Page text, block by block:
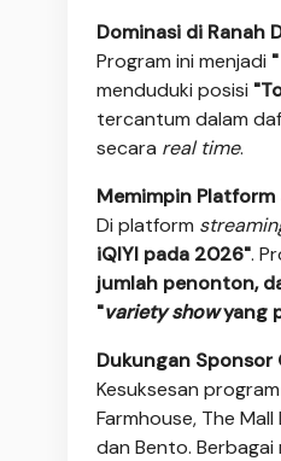
Dominasi di Ranah
Program ini menjadi "
menduduki posisi
tercantum dalam
secara real time.
Memimpin Platform
Di platform
iQIYI pada 2026".
jumlah penonton,
"variety showyang
Dukungan Sponsor
Kesuksesan
Farmhouse, The
dan Bento.